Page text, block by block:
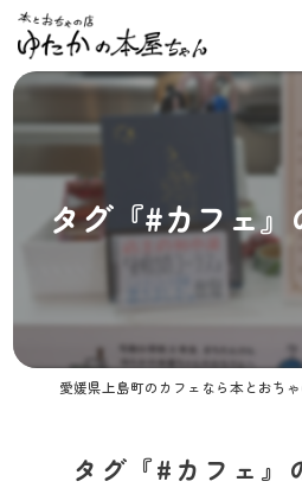
タグ『#カフェ
タグ『#カフェ』